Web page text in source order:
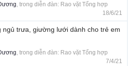
, trong diễn đàn: Rao vặt Tổng hợp
18/6/21
ngủ trưa, giường lưới dành cho trẻ em
, trong diễn đàn: Rao vặt Tổng hợp
7/4/21